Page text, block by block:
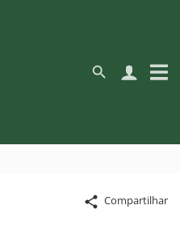
Compartilhar